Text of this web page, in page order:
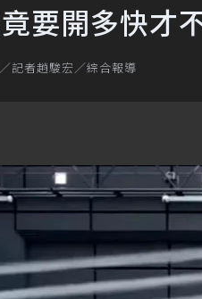
要開多快才
記者趙駿宏／綜合報導